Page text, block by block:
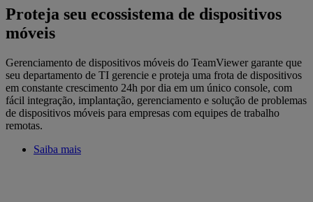
Proteja seu ecossistema de dispositivos
móveis
‌Gerenciamento de dispositivos móveis do TeamViewer garante que
seu departamento de TI gerencie e proteja uma frota de dispositivos
em constante crescimento 24h por dia em um único console, com
fácil integração, implantação, gerenciamento e solução de problemas
de dispositivos móveis para empresas com equipes de trabalho
remotas.
Saiba mais